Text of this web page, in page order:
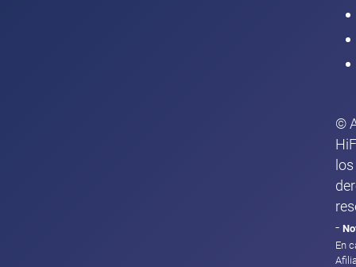
©
los
-
En